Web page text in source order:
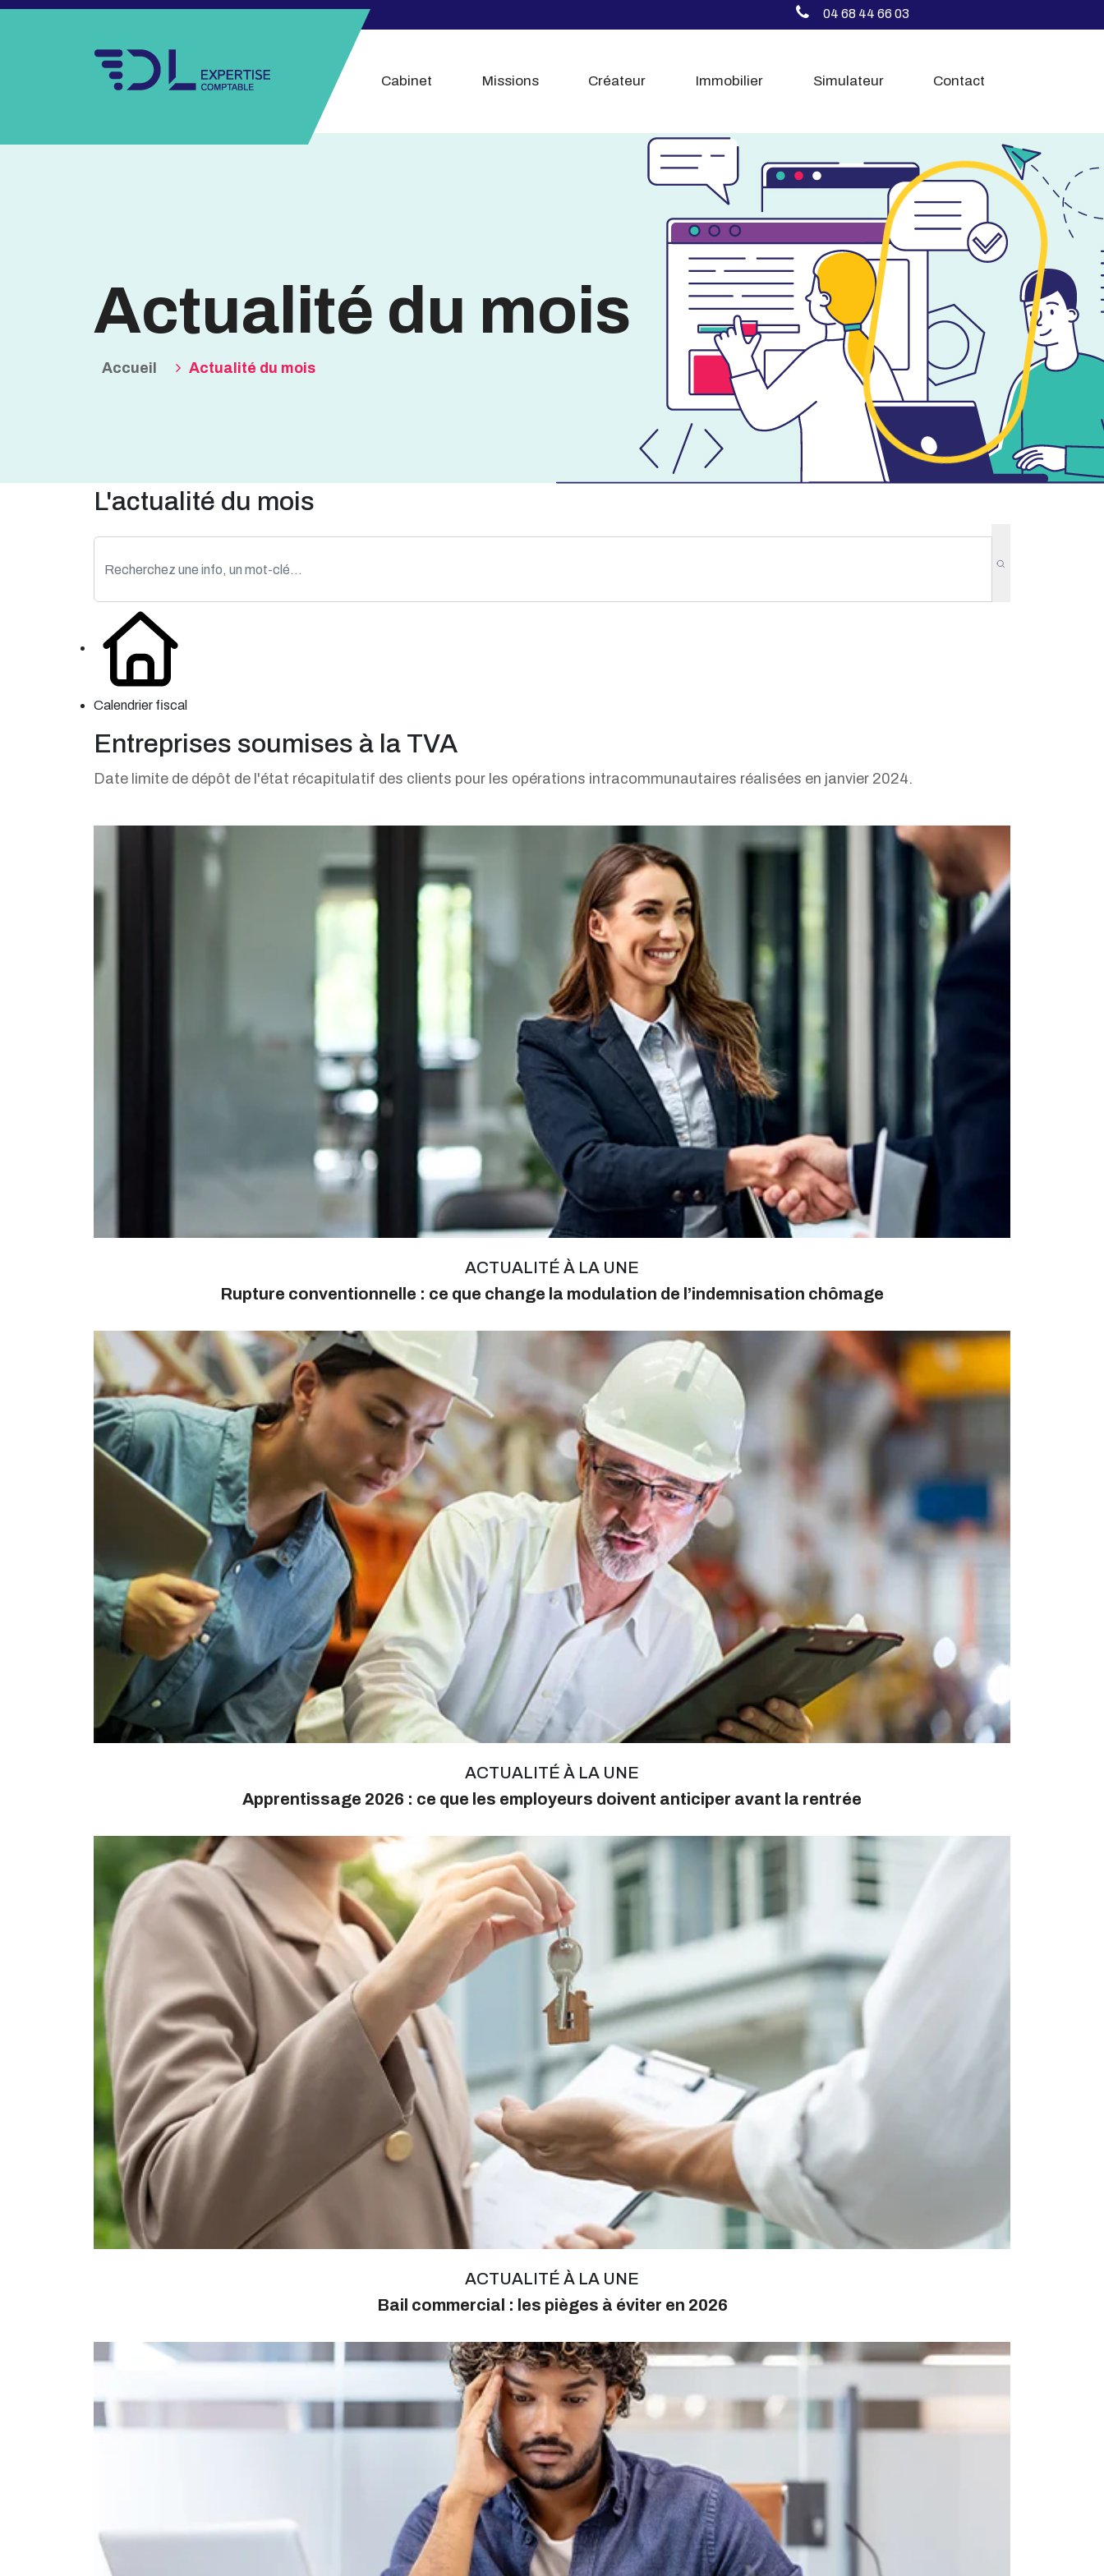
04 68 44 66 03
Cabinet Missions Créateur Immobilier Simulateur Contact
Actualité du mois
Accueil Actualité du mois
L'actualité du mois
Calendrier fiscal
Entreprises soumises à la TVA
Date limite de dépôt de l'état récapitulatif des clients pour les opérations intracommunautaires réalisées en janvier 2024.
ACTUALITÉ À LA UNE
Rupture conventionnelle : ce que change la modulation de l’indemnisation chômage
ACTUALITÉ À LA UNE
Apprentissage 2026 : ce que les employeurs doivent anticiper avant la rentrée
ACTUALITÉ À LA UNE
Bail commercial : les pièges à éviter en 2026